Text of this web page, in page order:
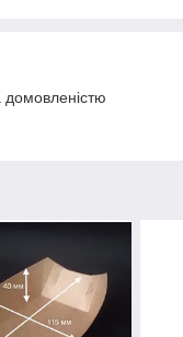
домовленістю